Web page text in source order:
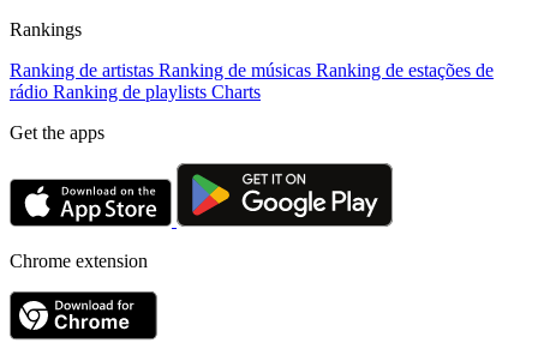
Rankings
Ranking de artistas Ranking de músicas Ranking de estações de
rádio Ranking de playlists Charts
Get the apps
Chrome extension